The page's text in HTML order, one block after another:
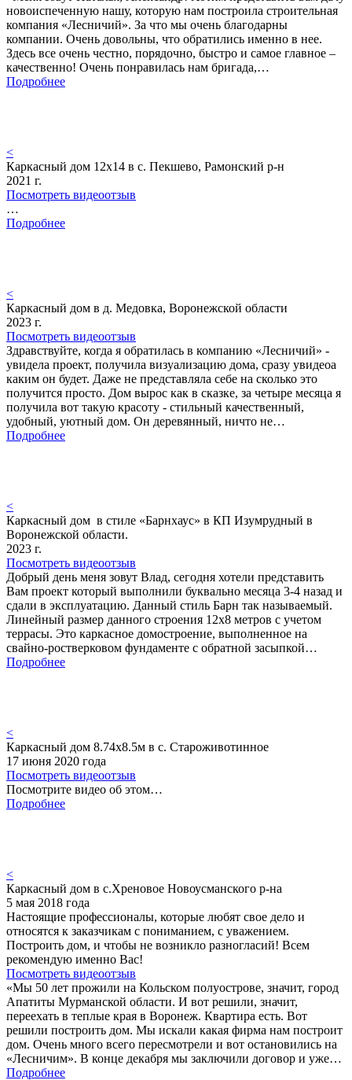
новоиспеченную нашу, которую нам построила строительная
компания «Лесничий». За что мы очень благодарны
компании. Очень довольны, что обратились именно в нее.
Здесь все очень честно, порядочно, быстро и самое главное –
качественно! Очень понравилась нам бригада,…
Подробнее
<
Каркасный дом 12х14 в с. Пекшево, Рамонский р-н
2021 г.
Посмотреть видеоотзыв
…
Подробнее
<
Каркасный дом в д. Медовка, Воронежской области
2023 г.
Посмотреть видеоотзыв
Здравствуйте, когда я обратилась в компанию «Лесничий» -
увидела проект, получила визуализацию дома, сразу увидеоа
каким он будет. Даже не представляла себе на сколько это
получится просто. Дом вырос как в сказке, за четыре месяца я
получила вот такую красоту - стильный качественный,
удобный, уютный дом. Он деревянный, ничто не…
Подробнее
<
Каркасный дом в стиле «Барнхаус» в КП Изумрудный в
Воронежской области.
2023 г.
Посмотреть видеоотзыв
Добрый день меня зовут Влад, сегодня хотели представить
Вам проект который выполнили буквально месяца 3-4 назад и
сдали в эксплуатацию. Данный стиль Барн так называемый.
Линейный размер данного строения 12х8 метров с учетом
террасы. Это каркасное домостроение, выполненное на
свайно-ростверковом фундаменте с обратной засыпкой…
Подробнее
<
Каркасный дом 8.74х8.5м в с. Староживотинное
17 июня 2020 года
Посмотреть видеоотзыв
Посмотрите видео об этом…
Подробнее
<
Каркасный дом в с.Хреновое Новоусманского р-на
5 мая 2018 года
Настоящие профессионалы, которые любят свое дело и
относятся к заказчикам с пониманием, с уважением.
Построить дом, и чтобы не возникло разногласий! Всем
рекомендую именно Вас!
Посмотреть видеоотзыв
«Мы 50 лет прожили на Кольском полуострове, значит, город
Апатиты Мурманской области. И вот решили, значит,
переехать в теплые края в Воронеж. Квартира есть. Вот
решили построить дом. Мы искали какая фирма нам построит
дом. Очень много всего пересмотрели и вот остановились на
«Лесничим». В конце декабря мы заключили договор и уже…
Подробнее